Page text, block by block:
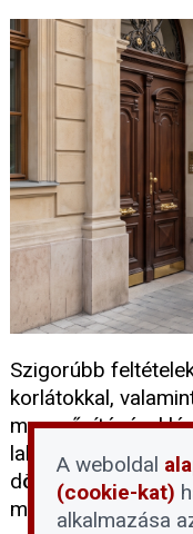
Szigorúbb
korlátokkal,
megerősítésével
lakáskiadás
döntése alapján a
moratórium lejártát
A weboldal
(cookie-kat)
alkalmazása